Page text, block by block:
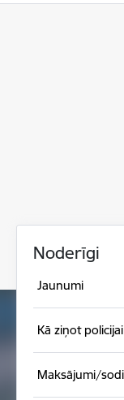
Noderīgi
Jaunumi
Kā ziņot policijai
Maksājumi/sodi